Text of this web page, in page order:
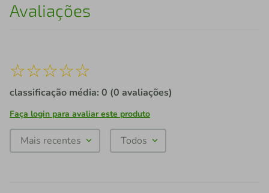
Avaliações
☆☆☆☆☆
classificação média: 0 (0 avaliações)
Faça login para avaliar este produto
Mais recentes Todos